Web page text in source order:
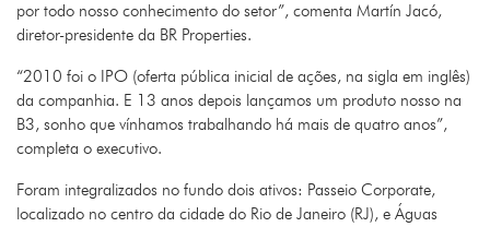
por todo nosso conhecimento do setor”, comenta Martín Jacó,
diretor-presidente da BR Properties.
“2010 foi o IPO (oferta pública inicial de ações, na sigla em inglês)
da companhia. E 13 anos depois lançamos um produto nosso na
B3, sonho que vínhamos trabalhando há mais de quatro anos”,
completa o executivo.
Foram integralizados no fundo dois ativos: Passeio Corporate,
localizado no centro da cidade do Rio de Janeiro (RJ), e Águas